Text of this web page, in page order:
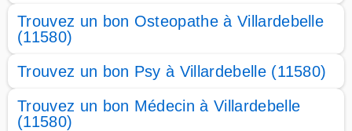
Trouvez un bon Osteopathe à Villardebelle
(11580)
Trouvez un bon Psy à Villardebelle (11580)
Trouvez un bon Médecin à Villardebelle
(11580)